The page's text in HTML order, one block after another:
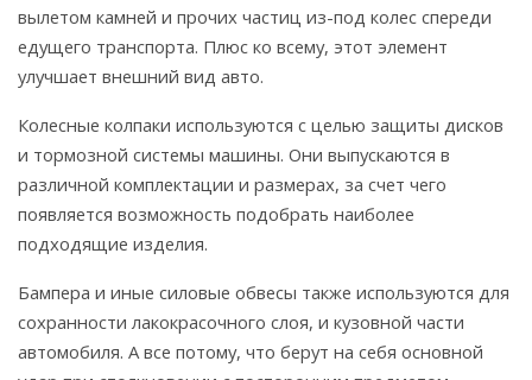
вылетом камней и прочих частиц из-под колес спереди
едущего транспорта. Плюс ко всему, этот элемент
улучшает внешний вид авто.
Колесные колпаки используются с целью защиты дисков
и тормозной системы машины. Они выпускаются в
различной комплектации и размерах, за счет чего
появляется возможность подобрать наиболее
подходящие изделия.
Бампера и иные силовые обвесы также используются для
сохранности лакокрасочного слоя, и кузовной части
автомобиля. А все потому, что берут на себя основной